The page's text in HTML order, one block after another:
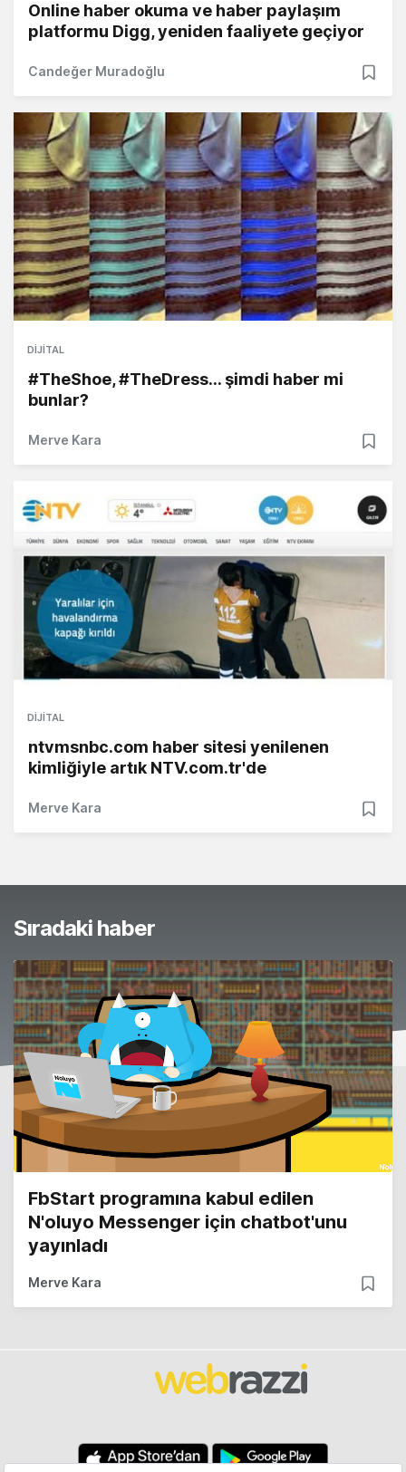
Online haber okuma ve haber paylaşım
platformu Digg, yeniden faaliyete geçiyor
Candeğer Muradoğlu
DIJITAL
#TheShoe, #TheDress... şimdi haber mi
bunlar?
Merve Kara
DIJITAL
ntvmsnbc.com haber sitesi yenilenen
kimliğiyle artık NTV.com.tr'de
Merve Kara
Sıradaki haber
FbStart programına kabul edilen
N'oluyo Messenger için chatbot'unu
yayınladı
Merve Kara